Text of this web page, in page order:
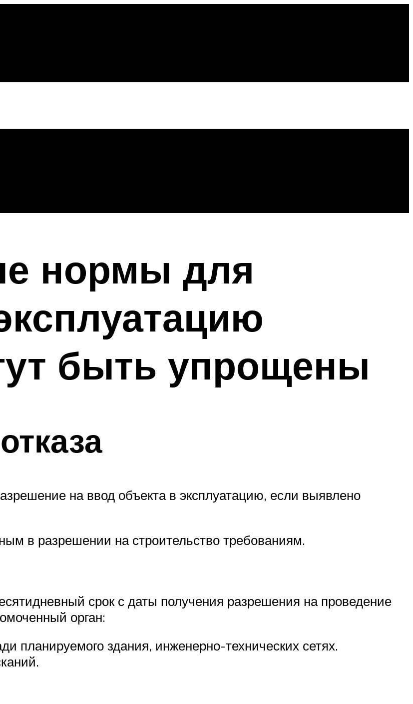
нормы для
быть упрощены
на ввод объекта в эксплуатацию, если выявлено
в разрешении на строительство требованиям.
срок с даты получения разрешения на проведение
орган:
планируемого здания, инженерно-технических сетях.